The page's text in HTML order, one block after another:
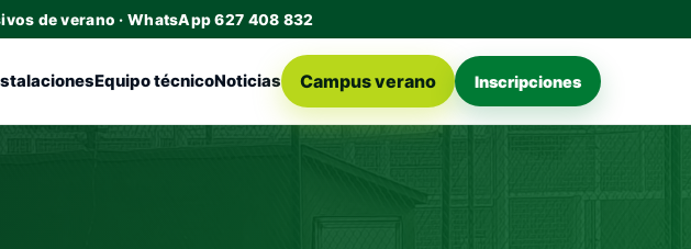
de verano · WhatsApp 627 408 832
Equipo técnicoNoticias Campus verano Inscripciones